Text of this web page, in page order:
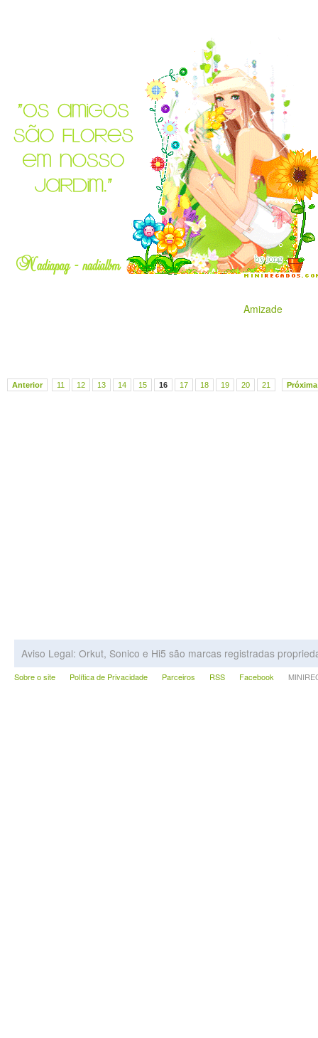
Amizade
Anterior 11 12 13 14 15 16 17 18 19 20 21 Próxima
Aviso Legal: Orkut, Sonico e Hi5 são marcas registradas
Sobre o site Política de Privacidade Parceiros RSS Facebook